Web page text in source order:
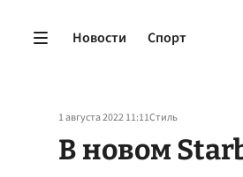
Новости Спорт
1 августа 2022 11:11Стиль
В новом